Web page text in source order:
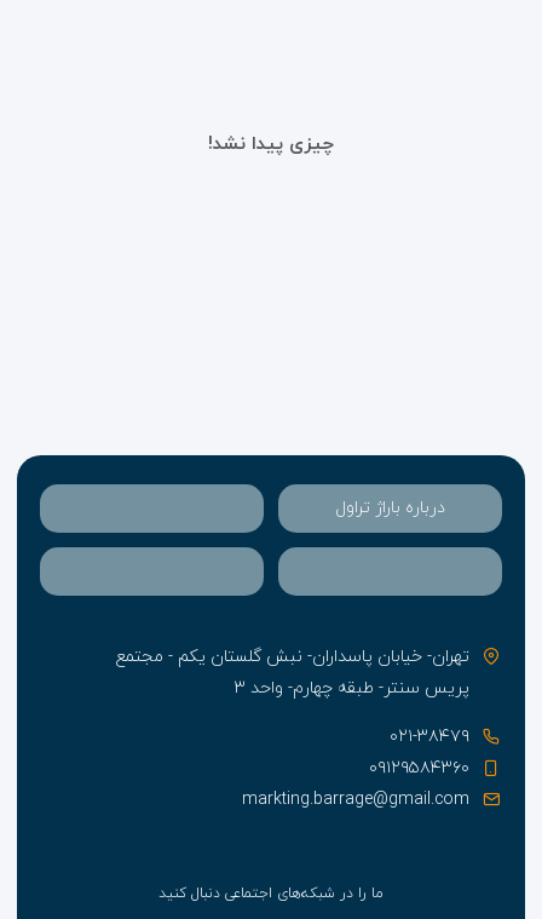
چیزی پیدا نشد!
درباره باراژ تراول
تهران- خیابان پاسداران- نبش گلستان یکم - مجتمع
پریس سنتر- طبقه چهارم- واحد ۳
۰۲۱-۳۸۴۷۹
۰۹۱۲۹۵۸۴۳۶۰
markting.barrage@gmail.com
ما را در شبکه‌های اجتماعی دنبال کنید